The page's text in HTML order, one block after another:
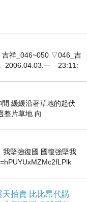
間呢？
過大西洋和印度
需要4-5個星期
或馬來西亞後才
到台灣的海運船
船班那麼多，如
提早預訂，那麼
吉祥_046~050 ▽046_吉
2006.04.03.一 23:11:
緩緩沿著草地的起伏
整片草地 向
我堅強復國 國復強堅我
天拍賣 比比昂代購